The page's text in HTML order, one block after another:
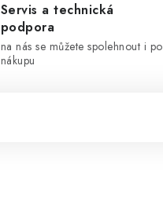
Servis a technická
podpora
na nás se můžete spolehnout i po
nákupu